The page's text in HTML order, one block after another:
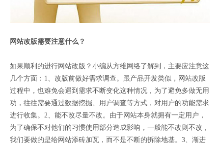
网站改版需要注意什么？
如果顺利的进行网站改版？小编从方维网络了解到，主要应注意这
几个方面：1、改版前做好需求调查。跟产品开发类似，网站改版
过程中，也难免会遇到需求不断变化这种情况，为了避免多做无用
功，往往需要通过数据挖掘、用户调查等方式，对用户的功能需求
进行收集。2、能不改尽量不改。由于网站本身就拥有一定用户，
为了确保不对他们的习惯使用部分造成影响，一般能不改则不改，
我们要做的是给网站添砖加瓦，而不是不断的拆除地基。3、渐进